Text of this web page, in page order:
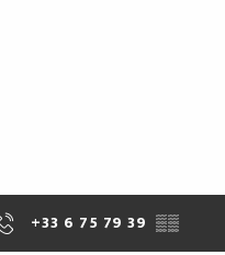
+33 6 75 79 39 ▒▒